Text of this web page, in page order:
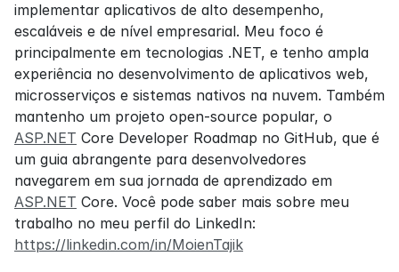
implementar aplicativos de alto desempenho,
escaláveis e de nível empresarial. Meu foco é
principalmente em tecnologias .NET, e tenho ampla
experiência no desenvolvimento de aplicativos web,
microsserviços e sistemas nativos na nuvem. Também
ASP.NET Core Developer Roadmap no GitHub, que é
um guia abrangente para desenvolvedores
ASP.NET Core. Você pode saber mais sobre meu
https://linkedin.com/in/MoienTajik